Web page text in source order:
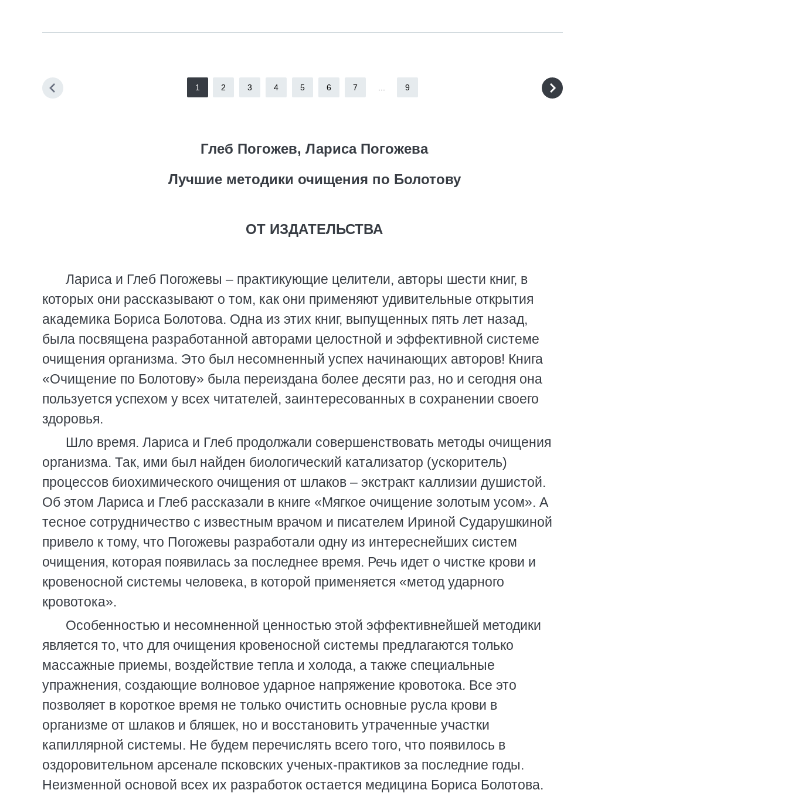
1 2 3 4 5 6 7 9
Глеб Погожев, Лариса Погожева
Лучшие методики очищения по Болотову
ОТ ИЗДАТЕЛЬСТВА
Лариса и Глеб Погожевы – практикующие целители, авторы шести книг, в
которых они рассказывают о том, как они применяют удивительные открытия
академика Бориса Болотова. Одна из этих книг, выпущенных пять лет назад,
была посвящена разработанной авторами целостной и эффективной системе
очищения организма. Это был несомненный успех начинающих авторов! Книга
«Очищение по Болотову» была переиздана более десяти раз, но и сегодня она
пользуется успехом у всех читателей, заинтересованных в сохранении своего
здоровья.
Шло время. Лариса и Глеб продолжали совершенствовать методы очищения
организма. Так, ими был найден биологический катализатор (ускоритель)
процессов биохимического очищения от шлаков – экстракт каллизии душистой.
Об этом Лариса и Глеб рассказали в книге «Мягкое очищение золотым усом». А
тесное сотрудничество с известным врачом и писателем Ириной Сударушкиной
привело к тому, что Погожевы разработали одну из интереснейших систем
очищения, которая появилась за последнее время. Речь идет о чистке крови и
кровеносной системы человека, в которой применяется «метод ударного
кровотока».
Особенностью и несомненной ценностью этой эффективнейшей методики
является то, что для очищения кровеносной системы предлагаются только
массажные приемы, воздействие тепла и холода, а также специальные
упражнения, создающие волновое ударное напряжение кровотока. Все это
позволяет в короткое время не только очистить основные русла крови в
организме от шлаков и бляшек, но и восстановить утраченные участки
капиллярной системы. Не будем перечислять всего того, что появилось в
оздоровительном арсенале псковских ученых-практиков за последние годы.
Неизменной основой всех их разработок остается медицина Бориса Болотова.